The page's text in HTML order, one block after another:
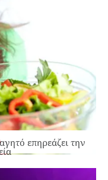
επηρεάζει την